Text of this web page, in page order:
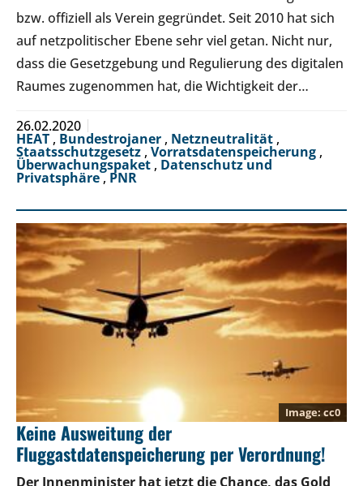
bzw. offiziell als Verein gegründet. Seit 2010 hat sich
auf netzpolitischer Ebene sehr viel getan. Nicht nur,
dass die Gesetzgebung und Regulierung des digitalen
Raumes zugenommen hat, die Wichtigkeit der…
26.02.2020
HEAT , Bundestrojaner , Netzneutralität ,
Staatsschutzgesetz , Vorratsdatenspeicherung ,
Überwachungspaket , Datenschutz und
Privatsphäre,PNR
cc0
Keine Ausweitung der
Fluggastdatenspeicherung per Verordnung!
Der Innenminister hat jetzt die Chance, das Gold